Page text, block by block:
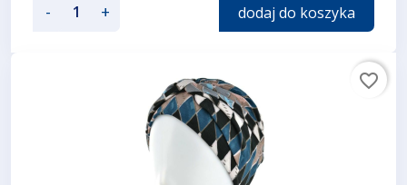
- + dodaj do koszyka
favorite_border